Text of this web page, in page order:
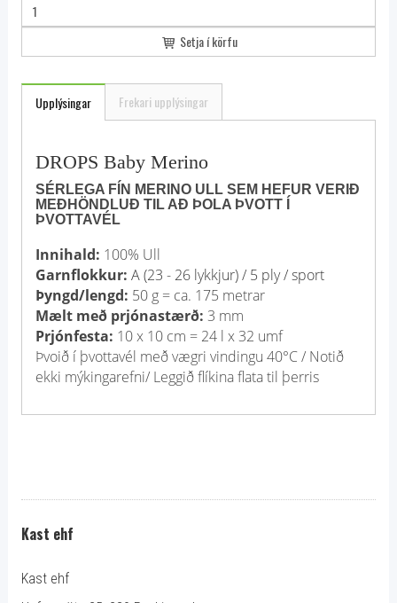
Setja í körfu
Upplýsingar Frekari upplýsingar
DROPS Baby Merino
SÉRLEGA FÍN MERINO ULL SEM HEFUR VERIÐ
MEÐHÖNDLUÐ TIL AÐ ÞOLA ÞVOTT Í
ÞVOTTAVÉL
Innihald: 100% Ull
Garnflokkur: A (23 - 26 lykkjur) / 5 ply / sport
Þyngd/lengd: 50 g = ca. 175 metrar
Mælt með prjónastærð: 3 mm
Prjónfesta: 10 x 10 cm = 24 l x 32 umf
Þvoið í þvottavél með vægri vindingu 40°C / Notið
ekki mýkingarefni/ Leggið flíkina flata til þerris
Kast ehf
Kast ehf